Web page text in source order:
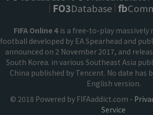
FO3Database fb
FIFA Online 4 is a free-to-play
football developed by EA Spearhead and
announced on 2 November 2017, and
South Korea. in various Southeast Asia
China published by Tencent. No date has
English version.
© 2018 Powered by FIFAaddict.com -
Service